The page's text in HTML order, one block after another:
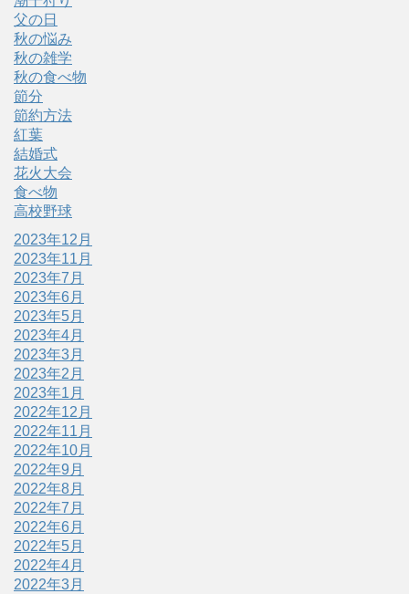
父の日
秋の悩み
秋の雑学
秋の食べ物
節分
節約方法
紅葉
結婚式
花火大会
食べ物
高校野球
2023年12月
2023年11月
2023年7月
2023年6月
2023年5月
2023年4月
2023年3月
2023年2月
2023年1月
2022年12月
2022年11月
2022年10月
2022年9月
2022年8月
2022年7月
2022年6月
2022年5月
2022年4月
2022年3月